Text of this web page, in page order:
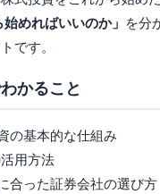
始めればいいのか」 を分
です。
かること
の基本的な仕組み
用方法
合った証券会社の選び方